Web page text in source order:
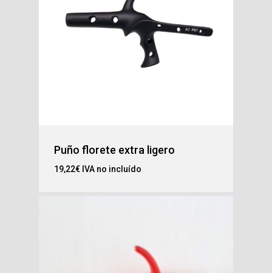
Puño florete extra ligero
19,22€ IVA no incluído